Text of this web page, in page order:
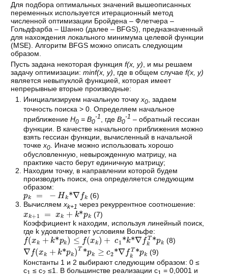
Для подбора оптимальных значений вышеописанных
переменных используется итерационный метод
численной оптимизации Бройдена – Флетчера –
Гольдфарба – Шанно (далее – BFGS), предназначенный
для нахождения локального минимума целевой функции
(MSE). Алгоритм BFGS можно описать следующим
образом.
Пусть задана некоторая функцияf(x, y), и мы решаем
задачу оптимизации:minf(x, y), где в общем случаеf(x, y)
является невыпуклой функцией, которая имеет
непрерывные вторые производные:
Инициализируем начальную точкуx0, задаем
точность поиска > 0. Определяем начальное
приближениеH0 = B0
-1 , гдеB0
-1 – обратный гессиан
функции. В качестве начального приближения можно
взять гессиан функции, вычисленный в начальной
точкеx0
. Иначе можно использовать хорошо
обусловленную, невырожденную матрицу, на
практике часто берут единичную матрицу;
Находим точку, в направлении которой будем
производить поиск, она определяется следующим
образом:
pk = −H *∇ fk
(6)
Вычисляемxk+1 через рекуррентное соотношение:
xk +1 = xk +k*pk
(7)
Коэффициент k находим, используя линейный поиск,
где k удовлетворяет условиям Вольфе:
fxk + k*pk≤fxk+ c1 *k*∇fkT*pk (8)
∇f xk * pkT* pk≥c *∇ T*pk
(9)
Константы 1 и 2 выбирают следующим образом: 0 ≤
c1 ≤ c2 ≤1. В большинстве реализации c1 = 0,0001 и